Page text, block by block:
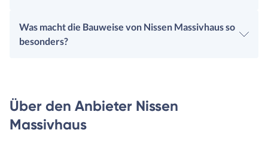
Was macht die Bauweise von Nissen Massivhaus so
besonders?
Über den Anbieter Nissen
Massivhaus